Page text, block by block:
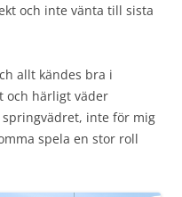
och inte vänta till sista
allt kändes bra i
och härligt väder
inte för mig
spela en stor roll